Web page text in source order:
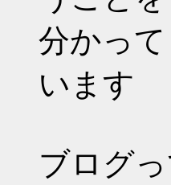
分かっ
います
ブログ